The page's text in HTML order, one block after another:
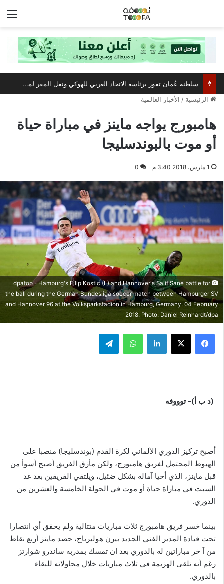
مركز عُمان للمؤتمرات والمعارض يستعد لاستضافة أبرز فعالية صيفية رياضية وترفيهية
الرئيسية / الأخبار العالمية
هامبورج يواجه ماينز في مباراة حياة
أو موت بالبوندسليجا
1 مارس، 2018 3:40 م 0
dpatop - Hamburg's Filip Kostic (L) and Hannover's Salif Sane battle for
the ball during the German Bundesliga soccer match between Hamburger SV
and Hannover 96 at the Volksparkstadion in Hamburg, Germany, 04 February
2018. Photo: Daniel Reinhardt/dpa
فيسبوك ‫X لينكدإن واتساب تيلقرام
(د ب أ)- توووفه
أصبح تركيز الدوري الألماني لكرة القدم (بوندسليجا) منصبا على
الهبوط المحتمل لفريق هامبورج، ولكن مأزق الفريق أصبح أسوأ من
قبل ماينز، الذي أحيا آماله بشكل ضئيل، ويلتقي الفريقين بعد غد
السبت في مباراة حياة أو موت في الجولة الخامسة والعشرين من
الدوري.
بينما خسر فريق هامبورج ثلاث مباريات متتالية ولم يحقق أي انتصارا
تحت قيادة المدير الفني الجديد بيرن هوليرباخ، حصد ماينز أربع نقاط
من آ خر مباراتين له بالدوري بعد ان تمسك بمدربه ساندرو شوارتز
رغم أنه تلقى الهزيمة في ثلاث مباريات خلال محاولاته للبقاء
بالدوري.